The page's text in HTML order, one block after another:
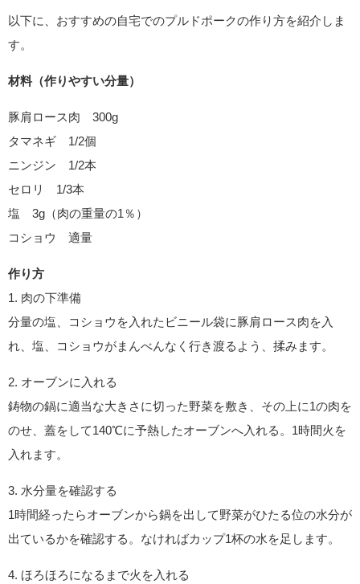
以下に、おすすめの自宅でのプルドポークの作り方を紹介しま
す。
材料（作りやすい分量）
豚肩ロース肉 300g
タマネギ 1/2個
ニンジン 1/2本
セロリ 1/3本
塩 3g（肉の重量の1％）
コショウ 適量
作り方
1. 肉の下準備
分量の塩、コショウを入れたビニール袋に豚肩ロース肉を入
れ、塩、コショウがまんべんなく行き渡るよう、揉みます。
2. オーブンに入れる
鋳物の鍋に適当な大きさに切った野菜を敷き、その上に1の肉を
のせ、蓋をして140℃に予熱したオーブンへ入れる。1時間火を
入れます。
3. 水分量を確認する
1時間経ったらオーブンから鍋を出して野菜がひたる位の水分が
出ているかを確認する。なければカップ1杯の水を足します。
4. ほろほろになるまで火を入れる